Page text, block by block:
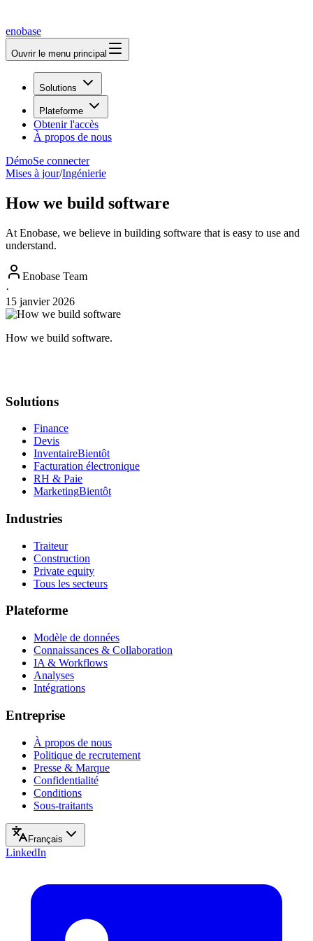
enobase
Ouvrir le menu principal
Solutions
Plateforme
Obtenir l'accès
À propos de nous
DémoSe connecter
Mises à jour/Ingénierie
How we build software
At Enobase, we believe in building software that is easy to use and
understand.
Enobase Team
·
15 janvier 2026
How we build software.
Solutions
Finance
Devis
InventaireBientôt
Facturation électronique
RH & Paie
MarketingBientôt
Industries
Traiteur
Construction
Private equity
Tous les secteurs
Plateforme
Modèle de données
Connaissances & Collaboration
IA & Workflows
Analyses
Intégrations
Entreprise
À propos de nous
Politique de recrutement
Presse & Marque
Confidentialité
Conditions
Sous-traitants
Français
LinkedIn